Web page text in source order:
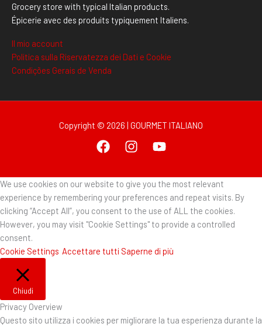
Grocery store with typical Italian products.
Épicerie avec des produits typiquement Italiens.
Il mio account
Politica sulla Riservatezza dei Dati e Cookie
Condições Gerais de Venda
Copyright © 2026 | GOURMET ITALIANO
We use cookies on our website to give you the most relevant
experience by remembering your preferences and repeat visits. By
clicking “Accept All”, you consent to the use of ALL the cookies.
However, you may visit "Cookie Settings" to provide a controlled
consent.
Cookie Settings Accettare tutti Saperne di più
Chiudi
Privacy Overview
Questo sito utilizza i cookies per migliorare la tua esperienza durante la